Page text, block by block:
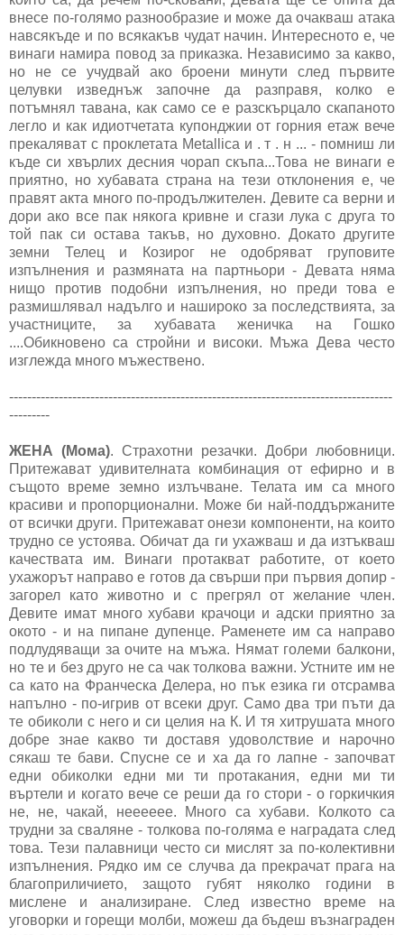
внесе по-голямо разнообразие и може да очакваш атака
навсякъде и по всякакъв чудат начин. Интересното е, че
винаги намира повод за приказка. Независимо за какво,
но не се учудвай ако броени минути след първите
целувки изведнъж започне да разправя, колко е
потъмнял тавана, как само се е разскърцало скапаното
легло и как идиотчетата купонджии от горния етаж вече
прекаляват с проклетата Metallica и . т . н ... - помниш ли
къде си хвърлих десния чорап скъпа...Това не винаги е
приятно, но хубавата страна на тези отклонения е, че
правят акта много по-продължителен. Девите са верни и
дори ако все пак някога кривне и сгази лука с друга то
той пак си остава такъв, но духовно. Докато другите
земни Телец и Козирог не одобряват груповите
изпълнения и размяната на партньори - Девата няма
нищо против подобни изпълнения, но преди това е
размишлявал надълго и нашироко за последствията, за
участниците, за хубавата женичка на Гошко
....Обикновено са стройни и високи. Мъжа Дева често
изглежда много мъжествено.
-------------------------------------------------------------------------------------
---------
ЖЕНА (Мома). Страхотни резачки. Добри любовници.
Притежават удивителната комбинация от ефирно и в
същото време земно излъчване. Телата им са много
красиви и пропорционални. Може би най-поддържаните
от всички други. Притежават онези компоненти, на които
трудно се устоява. Обичат да ги ухажваш и да изтъкваш
качествата им. Винаги протакват работите, от което
ухажорът направо е готов да свърши при първия допир -
загорел като животно и с прегрял от желание член.
Девите имат много хубави крачоци и адски приятно за
окото - и на пипане дупенце. Раменете им са направо
подлудяващи за очите на мъжа. Нямат големи балкони,
но те и без друго не са чак толкова важни. Устните им не
са като на Франческа Делера, но пък езика ги отсрамва
напълно - по-игрив от всеки друг. Само два три пъти да
те обиколи с него и си целия на К. И тя хитрушата много
добре знае какво ти доставя удоволствие и нарочно
сякаш те бави. Спусне се и ха да го лапне - започват
едни обиколки едни ми ти протакания, едни ми ти
въртели и когато вече се реши да го стори - о горкичкия
не, не, чакай, нееееее. Много са хубави. Колкото са
трудни за сваляне - толкова по-голяма е наградата след
това. Тези палавници често си мислят за по-колективни
изпълнения. Рядко им се случва да прекрачат прага на
благоприличието, защото губят няколко години в
мислене и анализиране. След известно време на
уговорки и горещи молби, можеш да бъдеш възнаграден